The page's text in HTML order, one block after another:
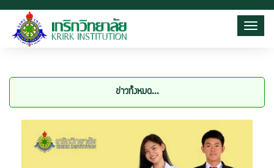
ข่าวทั้งหมด...